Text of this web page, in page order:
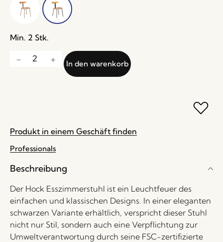
Min. 2 Stk.
In den warenkorb
Produkt in einem Geschäft finden
Professionals
Beschreibung
Der Hock Esszimmerstuhl ist ein Leuchtfeuer des
einfachen und klassischen Designs. In einer eleganten
schwarzen Variante erhältlich, verspricht dieser Stuhl
nicht nur Stil, sondern auch eine Verpflichtung zur
Umweltverantwortung durch seine FSC-zertifizierte